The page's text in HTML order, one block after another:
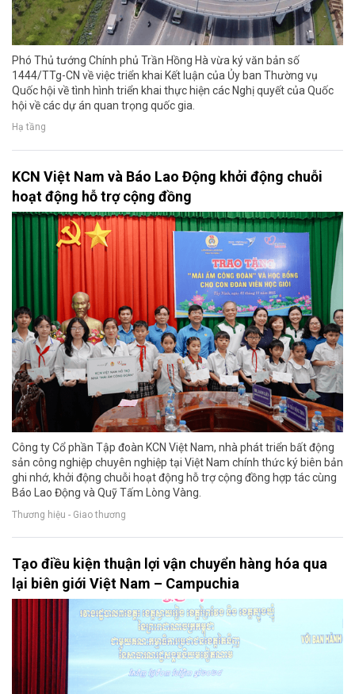
Phó Thủ tướng Chính phủ Trần Hồng Hà vừa ký văn bản số
1444/TTg-CN về việc triển khai Kết luận của Ủy ban Thường vụ
Quốc hội về tình hình triển khai thực hiện các Nghị quyết của Quốc
hội về các dự án quan trọng quốc gia.
Hạ tầng
KCN Việt Nam và Báo Lao Động khởi động chuỗi
hoạt động hỗ trợ cộng đồng
Công ty Cổ phần Tập đoàn KCN Việt Nam, nhà phát triển bất động
sản công nghiệp chuyên nghiệp tại Việt Nam chính thức ký biên bản
ghi nhớ, khởi động chuỗi hoạt động hỗ trợ cộng đồng hợp tác cùng
Báo Lao Động và Quỹ Tấm Lòng Vàng.
Thương hiệu - Giao thương
Tạo điều kiện thuận lợi vận chuyển hàng hóa qua
lại biên giới Việt Nam – Campuchia